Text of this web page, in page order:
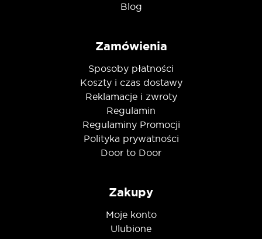
Blog
Zamówienia
Sposoby płatności
Koszty i czas dostawy
Reklamacje i zwroty
Regulamin
Regulaminy Promocji
Polityka prywatności
Door to Door
Zakupy
Moje konto
Ulubione